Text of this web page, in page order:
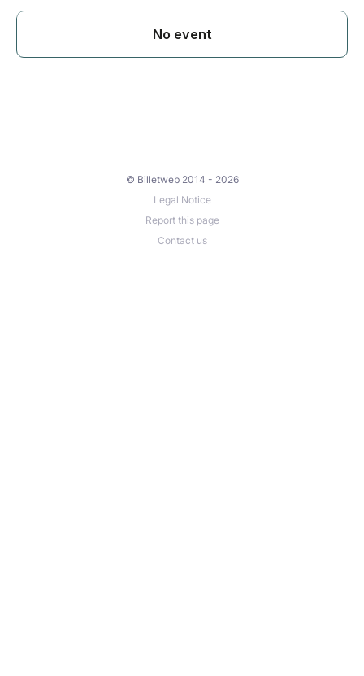
© Billetweb 2014 - 2026
Legal Notice
Report this page
Contact us